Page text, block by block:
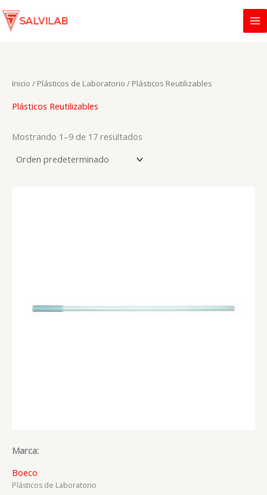
Ir
Inicio / Plásticos de Laboratorio / Plásticos Reutilizables
Plásticos Reutilizables
Mostrando 1–9 de 17 resultados
Marca:
Boeco
Plásticos de Laboratorio